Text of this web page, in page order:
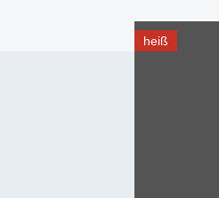
heiß